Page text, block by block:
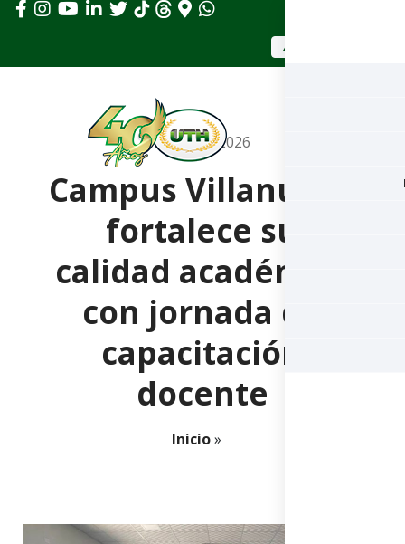
APLICAR AHORA
mayo 12, 2026
Campus Villanueva
fortalece su
calidad académica
con jornada de
capacitación
docente
Inicio»